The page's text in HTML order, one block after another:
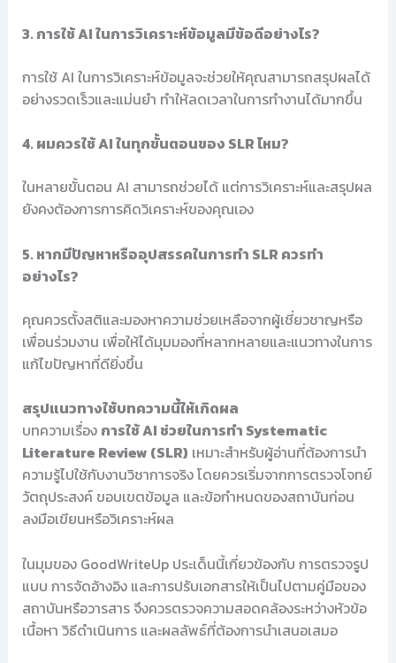
3. การใช้ AI ในการวิเคราะห์ข้อมูลมีข้อดีอย่างไร?
การใช้ AI ในการวิเคราะห์ข้อมูลจะช่วยให้คุณสามารถสรุปผลได้
อย่างรวดเร็วและแม่นยำ ทำให้ลดเวลาในการทำงานได้มากขึ้น
4. ผมควรใช้ AI ในทุกขั้นตอนของ SLR ไหม?
ในหลายขั้นตอน AI สามารถช่วยได้ แต่การวิเคราะห์และสรุปผล
ยังคงต้องการการคิดวิเคราะห์ของคุณเอง
5. หากมีปัญหาหรืออุปสรรคในการทำ SLR ควรทำ
อย่างไร?
คุณควรตั้งสติและมองหาความช่วยเหลือจากผู้เชี่ยวชาญหรือ
เพื่อนร่วมงาน เพื่อให้ได้มุมมองที่หลากหลายและแนวทางในการ
แก้ไขปัญหาที่ดียิ่งขึ้น
สรุปแนวทางใช้บทความนี้ให้เกิดผล
บทความเรื่อง การใช้ AI ช่วยในการทำ Systematic
Literature Review (SLR) เหมาะสำหรับผู้อ่านที่ต้องการนำ
ความรู้ไปใช้กับงานวิชาการจริง โดยควรเริ่มจากการตรวจโจทย์
วัตถุประสงค์ ขอบเขตข้อมูล และข้อกำหนดของสถาบันก่อน
ลงมือเขียนหรือวิเคราะห์ผล
ในมุมของ GoodWriteUp ประเด็นนี้เกี่ยวข้องกับ การตรวจรูป
แบบ การจัดอ้างอิง และการปรับเอกสารให้เป็นไปตามคู่มือของ
สถาบันหรือวารสาร จึงควรตรวจความสอดคล้องระหว่างหัวข้อ
เนื้อหา วิธีดำเนินการ และผลลัพธ์ที่ต้องการนำเสนอเสมอ